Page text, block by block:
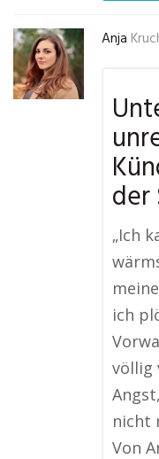
Anja
der
„Ich
ich
völlig
nicht
Von